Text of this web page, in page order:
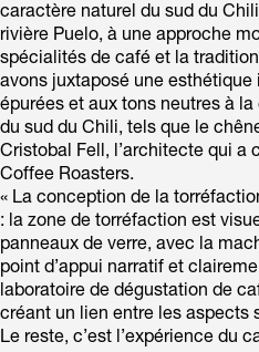
caractère naturel du sud du
rivière Puelo, à une approche
spécialités de café et la
avons juxtaposé une
épurées et aux tons neutres à
du sud du Chili, tels que le
Cristobal Fell, l’architecte qui a
Coffee Roasters.
« La conception de la
: la zone de torréfaction est
panneaux de verre, avec la
point d’appui narratif et
laboratoire de dégustation de
créant un lien entre les aspects
Le reste, c’est l’expérience du